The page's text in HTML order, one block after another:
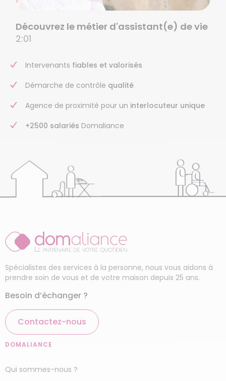
Découvrez le métier d'assistant(e) de vie
2:01
Intervenants fiables et valorisés
Démarche de contrôle qualité
Agence de proximité pour un interlocuteur unique
+2500 salariés Domaliance
Spécialistes des services à la personne, nous vous aidons à
prendre soin de vous et de votre maison depuis 25 ans.
Besoin d’échanger ?
Contactez-nous
DOMALIANCE
Qui sommes-nous ?